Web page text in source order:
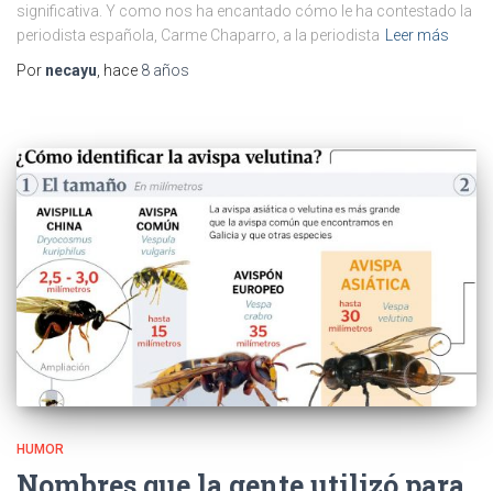
significativa. Y como nos ha encantado cómo le ha contestado la
periodista española, Carme Chaparro, a la periodista Leer más
Por necayu , hace 8 años
HUMOR